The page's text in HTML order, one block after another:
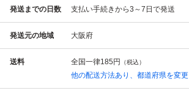
発送までの日数 支払い手続きから3～7日で発送
発送元の地域 大阪府
送料 全国一律185円 （税込）
他の配送方法あり、都道府県を変更